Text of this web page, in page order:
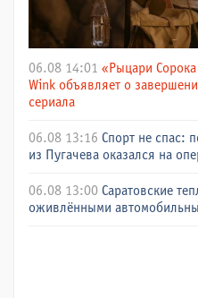
06.08 14:01 «Рыцари
Wink объявляет о
сериала
06.08 13:16 Спорт не спас:
из Пугачева оказался на
06.08 13:00 Саратовские
оживлёнными